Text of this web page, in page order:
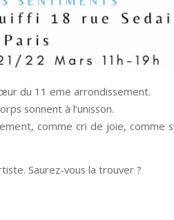
du 11 eme arrondissement.
sonnent à l’unisson.
comme cri de joie, comme
Saurez-vous la trouver ?